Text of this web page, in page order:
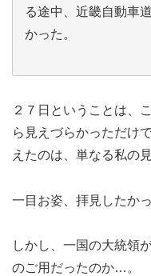
る途中、近畿自動車
かった。
２７日ということは、
ら見えづらかっただけ
えたのは、単なる私の
一目お姿、拝見したか
しかし、一国の大統領
のご用だったのか…。